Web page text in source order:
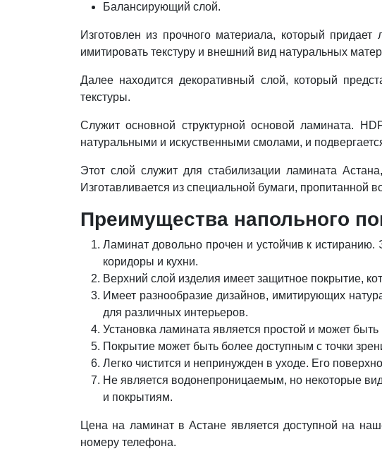
Балансирующий слой.
Изготовлен из прочного материала, который
имитировать текстуру и внешний вид натуральных
Далее находится декоративный слой, который
текстуры.
Служит основной структурной основой ламината.
натуральными и искуственными смолами, и
Этот слой служит для стабилизации ламината
Изготавливается из специальной бумаги, пропитанной
Преимущества напольного
Ламинат довольно прочен и устойчив к
коридоры и кухни.
Верхний слой изделия имеет защитное покрытие,
Имеет разнообразие дизайнов, имитирующих
для различных интерьеров.
Установка ламината является простой и может
Покрытие может быть более доступным с точки
Легко чистится и непринужден в уходе. Его
Не является водонепроницаемым, но некоторые
и покрытиям.
Цена на ламинат в Астане является доступной на
номеру телефона.